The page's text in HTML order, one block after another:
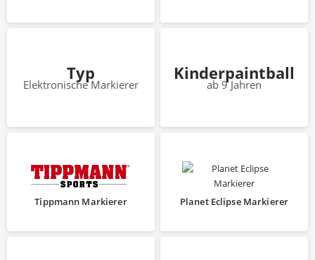
Typ
Elektronische Markierer
Kinderpaintball
ab 9 Jahren
Tippmann Markierer Planet Eclipse Markierer